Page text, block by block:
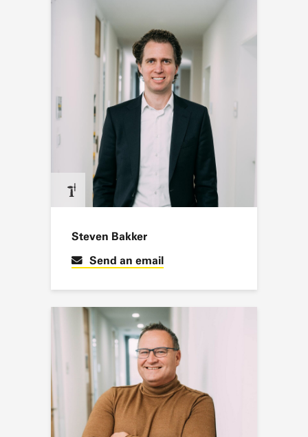
Steven Bakker
Send an email